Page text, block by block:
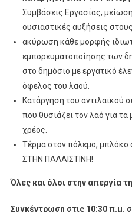
Συμβάσεις Εργασίας,
ουσιαστικές αυξήσεις
ακύρωση κάθε μορφής
εμπορευματοποίησης των
στο δημόσιο με εργατικό
όφελος του λαού.
Κατάργηση του αντιλαϊκού
που θυσιάζει τον λαό για
χρέος.
Τέρμα στον πόλεμο,
ΣΤΗΝ ΠΑΛΑΙΣΤΙΝΗ!
Όλες και όλοι στην απεργία
Συγκέντρωση στις 10:30 π.μ.